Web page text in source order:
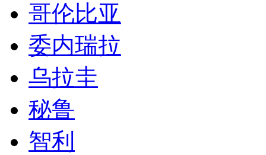
哥伦比亚
委内瑞拉
乌拉圭
秘鲁
智利